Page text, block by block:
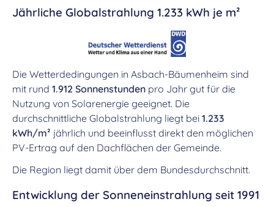
Jährliche Globalstrahlung 1.233 kWh je m²
Die Wetterdedingungen in Asbach-Bäumenheim sind
mit rund 1.912 Sonnenstunden pro Jahr gut für die
Nutzung von Solarenergie geeignet. Die
durchschnittliche Globalstrahlung liegt bei 1.233
kWh/m² jährlich und beeinflusst direkt den möglichen
PV-Ertrag auf den Dachflächen der Gemeinde.
Die Region liegt damit über dem Bundesdurchschnitt.
Entwicklung der Sonneneinstrahlung seit 1991